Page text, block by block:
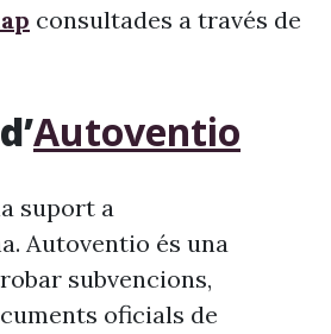
consultades a través de
Autoventio
suport a
Autoventio és una
subvencions,
oficials de